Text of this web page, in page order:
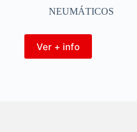
NEUMÁTICOS
Ver + info